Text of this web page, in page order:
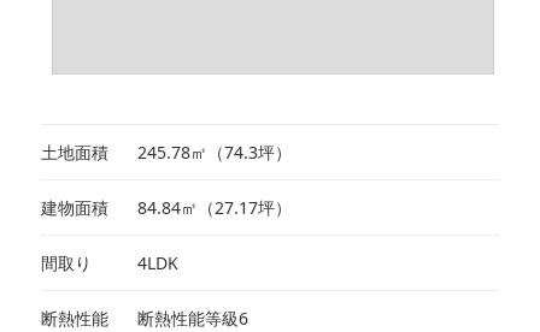
土地面積 245.78㎡（74.3坪）
建物面積 84.84㎡（27.17坪）
間取り 4LDK
断熱性能 断熱性能等級6